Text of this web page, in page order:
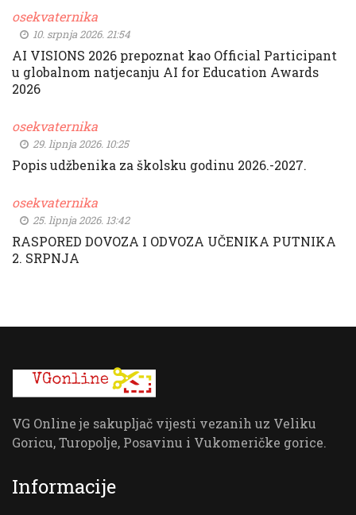
osekvaternika
10. srpnja 2026. 21:54
AI VISIONS 2026 prepoznat kao Official Participant
u globalnom natjecanju AI for Education Awards
2026
osekvaternika
29. lipnja 2026. 10:25
Popis udžbenika za školsku godinu 2026.-2027.
osekvaternika
25. lipnja 2026. 13:42
RASPORED DOVOZA I ODVOZA UČENIKA PUTNIKA
2. SRPNJA
VG Online je sakupljač vijesti vezanih uz Veliku
Goricu, Turopolje, Posavinu i Vukomeričke gorice.
Informacije